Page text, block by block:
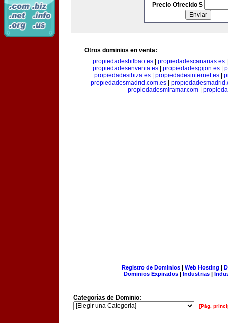
Precio Ofrecido $
Otros dominios en venta:
propiedadesbilbao.es| propiedadescanarias.es
propiedadesenventa.es
propiedadesgijon.es
propiedadesibiza.es
propiedadesinternet.es
propiedadesmadrid.com.es
propiedadesmiramar.com
Registro de Dominios| Web Hosting |
Dominios Expirados | Industrias |
Categorías de Dominio:
[Pág.